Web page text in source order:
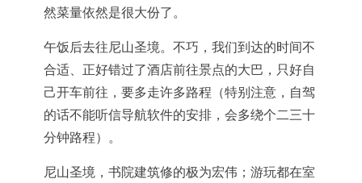
然菜量依然是很大份了。
午饭后去往尼山圣境。不巧，我们到达的时间不
合适、正好错过了酒店前往景点的大巴，只好自
己开车前往，要多走许多路程（特别注意，自驾
的话不能听信导航软件的安排，会多绕个二三十
分钟路程）。
尼山圣境，书院建筑修的极为宏伟；游玩都在室